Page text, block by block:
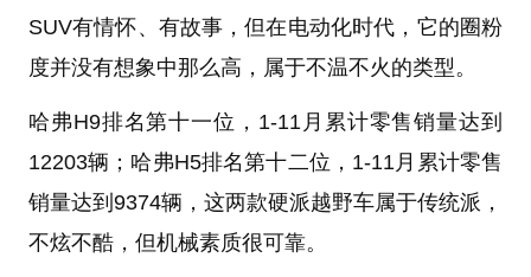
SUV有情怀、有故事，但在电动化时代，它的圈粉
度并没有想象中那么高，属于不温不火的类型。
哈弗H9排名第十一位，1-11月累计零售销量达到
12203辆；哈弗H5排名第十二位，1-11月累计零售
销量达到9374辆，这两款硬派越野车属于传统派，
不炫不酷，但机械素质很可靠。